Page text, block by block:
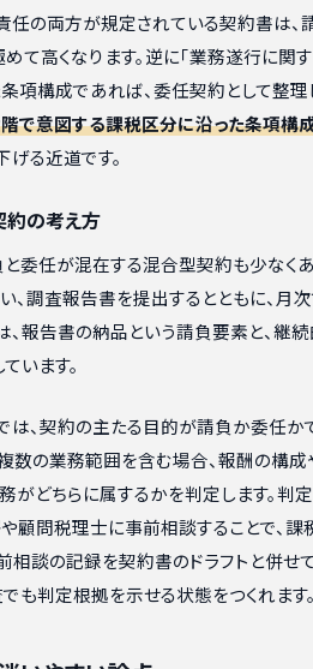
の両方が規定されている契約書は、
て高くなります。逆に「業務遂行に関
項構成であれば、委任契約として整理
で意図する課税区分に沿った条項構
げる近道です。
の考え方
委任が混在する混合型契約も少なくあ
、調査報告書を提出するとともに、月
、報告書の納品という請負要素と、継
います。
、契約の主たる目的が請負か委任か
数の業務範囲を含む場合、報酬の構
がどちらに属するかを判定します。判
顧問税理士に事前相談することで、
相談の記録を契約書のドラフトと併せ
も判定根拠を示せる状態をつくれます